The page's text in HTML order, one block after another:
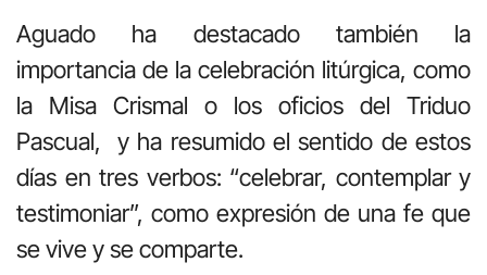
Aguado ha destacado también la
importancia de la celebración litúrgica, como
la Misa Crismal o los oficios del Triduo
Pascual, y ha resumido el sentido de estos
días en tres verbos: “celebrar, contemplar y
testimoniar”, como expresión de una fe que
se vive y se comparte.